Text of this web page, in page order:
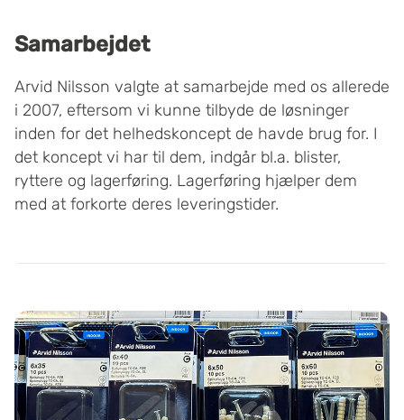
Samarbejdet
Arvid Nilsson valgte at samarbejde med os allerede
i 2007, eftersom vi kunne tilbyde de løsninger
inden for det helhedskoncept de havde brug for. I
det koncept vi har til dem, indgår bl.a. blister,
ryttere og lagerføring. Lagerføring hjælper dem
med at forkorte deres leveringstider.